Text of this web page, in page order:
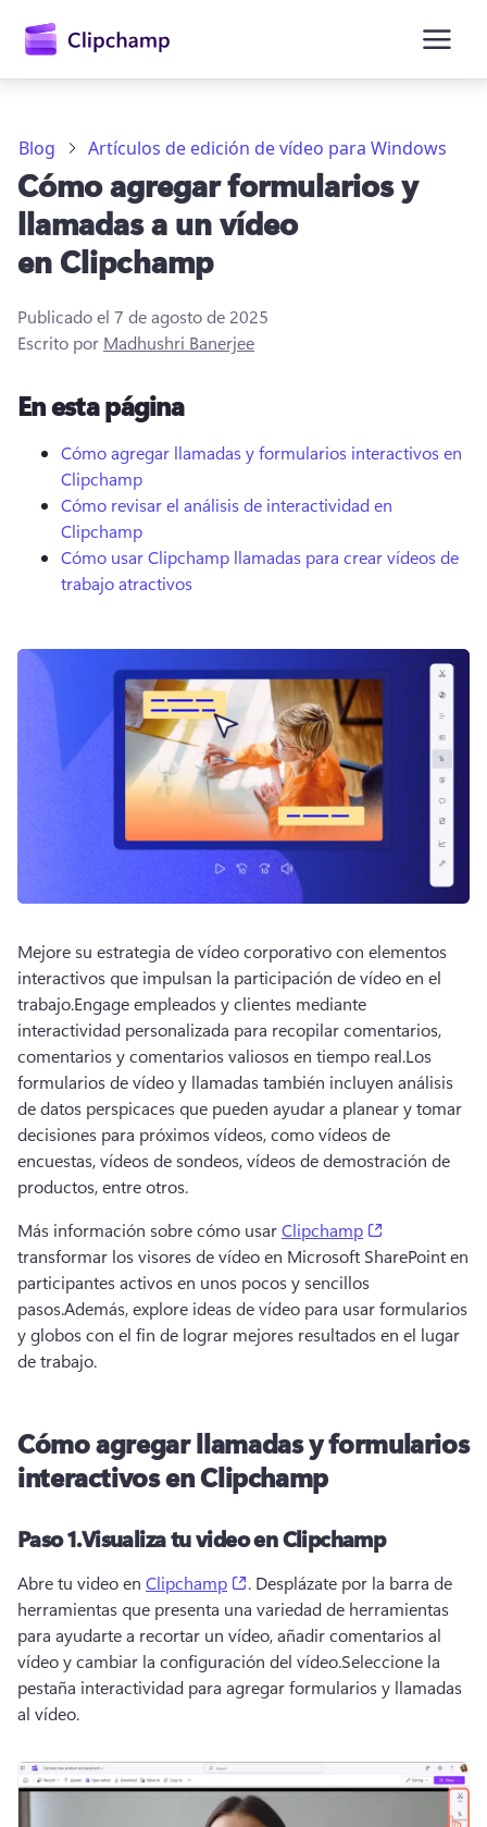
principal
Probar gratis
Blog Artículos de edición de vídeo para Windows
Cómo agregar formularios y
llamadas a un vídeo
en Clipchamp
Publicado el 7 de agosto de 2025
Escrito por Madhushri Banerjee
En esta página
Cómo agregar llamadas y formularios interactivos en
Clipchamp
Cómo revisar el análisis de interactividad en
Clipchamp
Cómo usar Clipchamp llamadas para crear vídeos de
trabajo atractivos
Mejore su estrategia de vídeo corporativo con elementos
interactivos que impulsan la participación de vídeo en el
trabajo.Engage empleados y clientes mediante
interactividad personalizada para recopilar comentarios,
comentarios y comentarios valiosos en tiempo real.Los
formularios de vídeo y llamadas también incluyen análisis
de datos perspicaces que pueden ayudar a planear y tomar
decisiones para próximos vídeos, como vídeos de
encuestas, vídeos de sondeos, vídeos de demostración de
productos, entre otros.
Más información sobre cómo usar Clipchamp
transformar los visores de vídeo en Microsoft SharePoint en
participantes activos en unos pocos y sencillos
pasos.Además, explore ideas de vídeo para usar formularios
y globos con el fin de lograr mejores resultados en el lugar
de trabajo.
Cómo agregar llamadas y formularios
interactivos en Clipchamp
Paso 1.Visualiza tu video en Clipchamp
Abre tu video en Clipchamp (opens in a new tab)
. Desplázate por la barra de
herramientas que presenta una variedad de herramientas
para ayudarte a recortar un vídeo, añadir comentarios al
vídeo y cambiar la configuración del vídeo.Seleccione la
pestaña interactividad para agregar formularios y llamadas
al vídeo.